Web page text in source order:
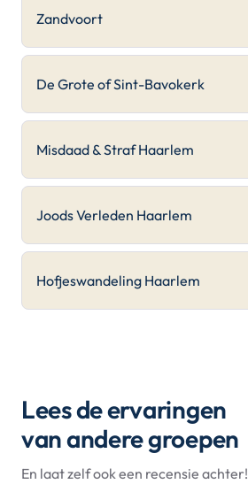
Zandvoort
De Grote of Sint-Bavokerk
Misdaad & Straf Haarlem
Joods Verleden Haarlem
Hofjeswandeling Haarlem
Lees de ervaringen
van andere groepen
En laat zelf ook een recensie achter!